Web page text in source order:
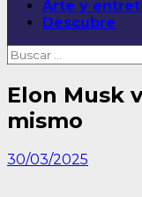
Arte y
Descubre
Buscar:
Elon Musk
mismo
30/03/2025